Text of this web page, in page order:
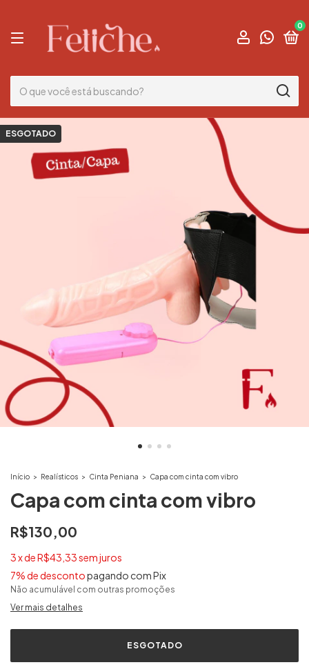
0
ESGOTADO
Início > Realísticos > Cinta Peniana > Capa com cinta com vibro
Capa com cinta com vibro
R$130,00
3xdeR$43,33sem juros
7% de descontopagando com Pix
Não acumulável com outras promoções
Ver mais detalhes